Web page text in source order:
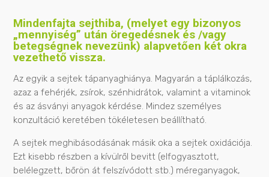
Mindenfajta sejthiba, (melyet egy bizonyos
„mennyiség” után öregedésnek és /vagy
betegségnek nevezünk) alapvetően két okra
vezethető vissza.
Az egyik a sejtek tápanyaghiánya. Magyarán a táplálkozás,
azaz a fehérjék, zsírok, szénhidrátok, valamint a vitaminok
és az ásványi anyagok kérdése. Mindez személyes
konzultáció keretében tökéletesen beállítható.
A sejtek meghibásodásának másik oka a sejtek oxidációja.
Ezt kisebb részben a kívülről bevitt (elfogyasztott,
belélegzett, bőrön át felszívódott stb.) méreganyagok,